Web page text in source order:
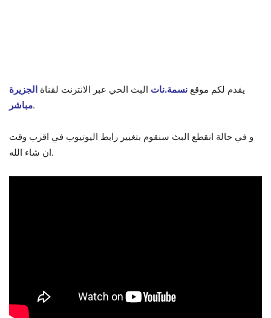
يقدم لكم موقع نسمة.نات البث الحي عبر الانترنت لقناة الجزيرة
مباشر.
و في حالة انقطع البث سنقوم بتغيير رابط اليوتيوب في اقرب وقت
ان شاء الله.